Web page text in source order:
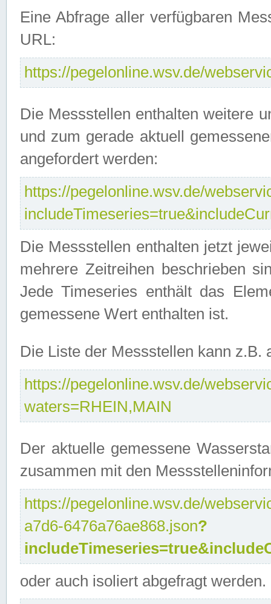
Eine Abfrage aller verfügbaren
URL:
https://pegelonline.wsv.de/
Die Messstellen enthalten weitere
und zum gerade aktuell
angefordert werden:
https://pegelonline.wsv.de/
Die Messstellen enthalten jetzt
mehrere Zeitreihen beschrieben
Jede Timeseries enthält das
gemessene Wert enthalten ist.
Die Liste der Messstellen kann
https://pegelonline.wsv.de/
waters=RHEIN,MAIN
Der aktuelle gemessene
zusammen mit den
https://pegelonline.wsv.de/
a7d6-6476a76ae868.json?
oder auch isoliert abgefragt werden.